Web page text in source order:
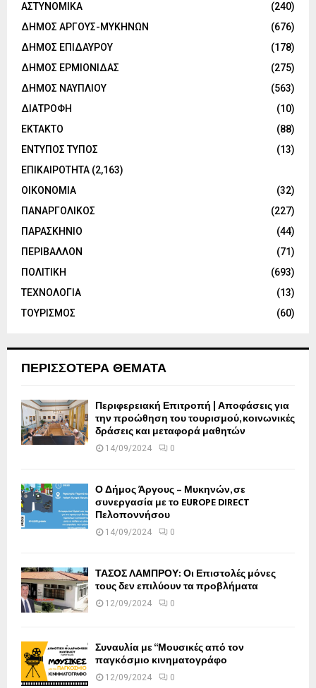
ΑΣΤΥΝΟΜΙΚΑ
(240)
ΔΗΜΟΣ ΑΡΓΟΥΣ-ΜΥΚΗΝΩΝ
(676)
ΔΗΜΟΣ ΕΠΙΔΑΥΡΟΥ
(178)
ΔΗΜΟΣ ΕΡΜΙΟΝΙΔΑΣ
(275)
ΔΗΜΟΣ ΝΑΥΠΛΙΟΥ
(563)
ΔΙΑΤΡΟΦΗ
(10)
ΕΚΤΑΚΤΟ
(88)
ΕΝΤΥΠΟΣ ΤΥΠΟΣ
(13)
ΕΠΙΚΑΙΡΟΤΗΤΑ (2,163)
ΟΙΚΟΝΟΜΙΑ
(32)
ΠΑΝΑΡΓΟΛΙΚΟΣ
(227)
ΠΑΡΑΣΚΗΝΙΟ
(44)
ΠΕΡΙΒΑΛΛΟΝ
(71)
ΠΟΛΙΤΙΚΗ
(693)
ΤΕΧΝΟΛΟΓΙΑ
(13)
ΤΟΥΡΙΣΜΟΣ
(60)
ΠΕΡΙΣΣΟΤΕΡΑ ΘΕΜΑΤΑ
Περιφερειακή Επιτροπή | Αποφάσεις για
την προώθηση του τουρισμού, κοινωνικές
δράσεις και μεταφορά μαθητών
14/09/2024 0
Ο Δήμος Άργους – Μυκηνών, σε
συνεργασία με το EUROPE DIRECT
Πελοποννήσου
14/09/2024 0
ΤΑΣΟΣ ΛΑΜΠΡΟΥ: Οι Επιστολές μόνες
τους δεν επιλύουν τα προβλήματα
12/09/2024 0
Συναυλία με “Μουσικές από τον
παγκόσμιο κινηματογράφο
12/09/2024 0